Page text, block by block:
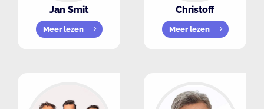
Jan Smit
Meer lezen
Christoff
Meer lezen